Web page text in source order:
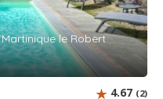
le Robert
4.67 (2)